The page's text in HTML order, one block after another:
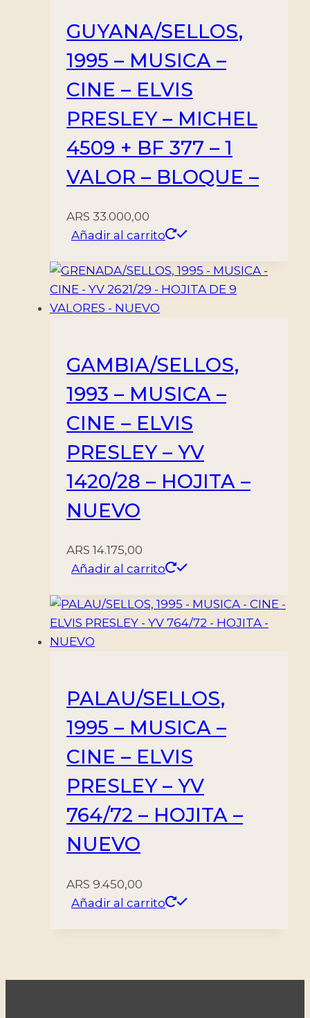
GUYANA/SELLOS,
1995 – MUSICA –
CINE – ELVIS
PRESLEY – MICHEL
4509 + BF 377 – 1
VALOR – BLOQUE –
ARS 33.000,00
Añadir al carrito
GAMBIA/SELLOS,
1993 – MUSICA –
CINE – ELVIS
PRESLEY – YV
1420/28 – HOJITA –
NUEVO
ARS 14.175,00
Añadir al carrito
PALAU/SELLOS,
1995 – MUSICA –
CINE – ELVIS
PRESLEY – YV
764/72 – HOJITA –
NUEVO
ARS 9.450,00
Añadir al carrito